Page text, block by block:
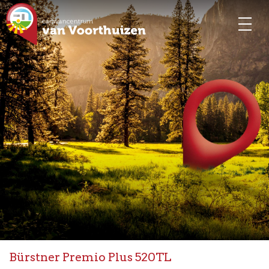
Bürstner Premio Plus 520TL